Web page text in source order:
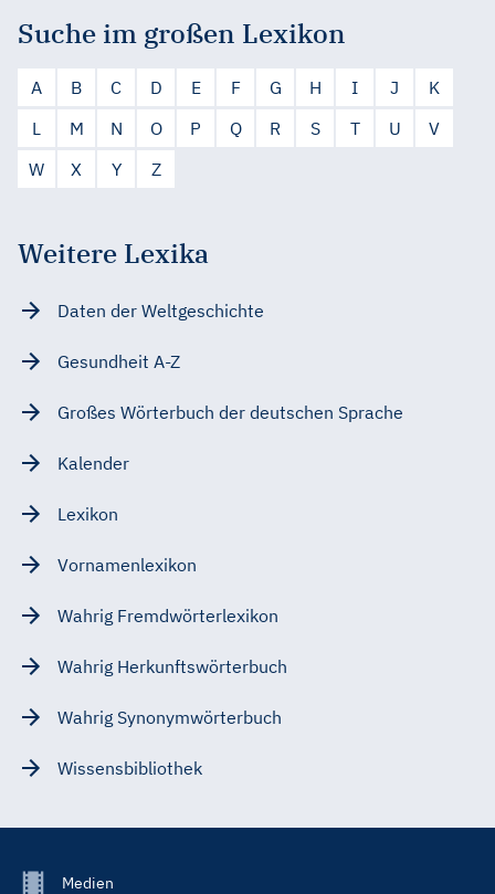
Suche im großen Lexikon
A B C D E F G H I J
K
L
M N O P Q R S T U
V
W
X Y Z
Weitere Lexika
Daten der Weltgeschichte
Gesundheit A-Z
Großes Wörterbuch der deutschen Sprache
Kalender
Lexikon
Vornamenlexikon
Wahrig Fremdwörterlexikon
Wahrig Herkunftswörterbuch
Wahrig Synonymwörterbuch
Wissensbibliothek
FooterMedien